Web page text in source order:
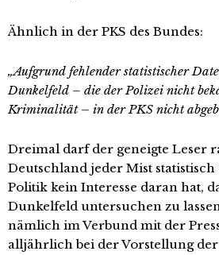
Ähnlich in der PKS des Bundes:
„Aufgrund fehlender statistischer
Dunkelfeld – die der Polizei nicht
Kriminalität – in der PKS nicht
Dreimal darf der geneigte Leser
Deutschland jeder Mist
Politik kein Interesse daran hat,
Dunkelfeld untersuchen zu
nämlich im Verbund mit der
alljährlich bei der Vorstellung der